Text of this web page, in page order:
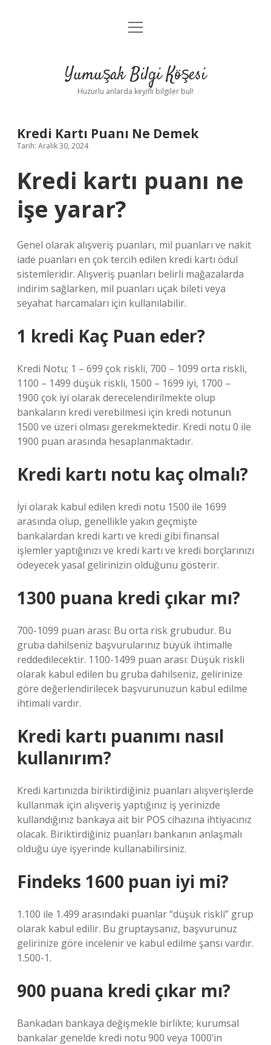
Anasayfa
Yasal Uyarı
menüyü
Yumuşak Bilgi Köşesi
Huzurlu anlarda keyifli bilgiler bul!
Kredi Kartı Puanı Ne Demek
Tarih: Aralık 30, 2024
Kredi kartı puanı ne
işe yarar?
Genel olarak alışveriş puanları, mil puanları ve nakit
iade puanları en çok tercih edilen kredi kartı ödül
sistemleridir. Alışveriş puanları belirli mağazalarda
indirim sağlarken, mil puanları uçak bileti veya
seyahat harcamaları için kullanılabilir.
1 kredi Kaç Puan eder?
Kredi Notu; 1 – 699 çok riskli, 700 – 1099 orta riskli,
1100 – 1499 düşük riskli, 1500 – 1699 iyi, 1700 –
1900 çok iyi olarak derecelendirilmekte olup
bankaların kredi verebilmesi için kredi notunun
1500 ve üzeri olması gerekmektedir. Kredi notu 0 ile
1900 puan arasında hesaplanmaktadır.
Kredi kartı notu kaç olmalı?
İyi olarak kabul edilen kredi notu 1500 ile 1699
arasında olup, genellikle yakın geçmişte
bankalardan kredi kartı ve kredi gibi finansal
işlemler yaptığınızı ve kredi kartı ve kredi borçlarınızı
ödeyecek yasal gelirinizin olduğunu gösterir.
1300 puana kredi çıkar mı?
700-1099 puan arası: Bu orta risk grubudur. Bu
gruba dahilseniz başvurularınız büyük ihtimalle
reddedilecektir. 1100-1499 puan arası: Düşük riskli
olarak kabul edilen bu gruba dahilseniz, gelirinize
göre değerlendirilecek başvurunuzun kabul edilme
ihtimali vardır.
Kredi kartı puanımı nasıl
kullanırım?
Kredi kartınızda biriktirdiğiniz puanları alışverişlerde
kullanmak için alışveriş yaptığınız iş yerinizde
kullandığınız bankaya ait bir POS cihazına ihtiyacınız
olacak. Biriktirdiğiniz puanları bankanın anlaşmalı
olduğu üye işyerinde kullanabilirsiniz.
Findeks 1600 puan iyi mi?
1.100 ile 1.499 arasındaki puanlar “düşük riskli” grup
olarak kabul edilir. Bu gruptaysanız, başvurunuz
gelirinize göre incelenir ve kabul edilme şansı vardır.
1.500-1.
900 puana kredi çıkar mı?
Bankadan bankaya değişmekle birlikte; kurumsal
bankalar genelde kredi notu 900 veya 1000’in